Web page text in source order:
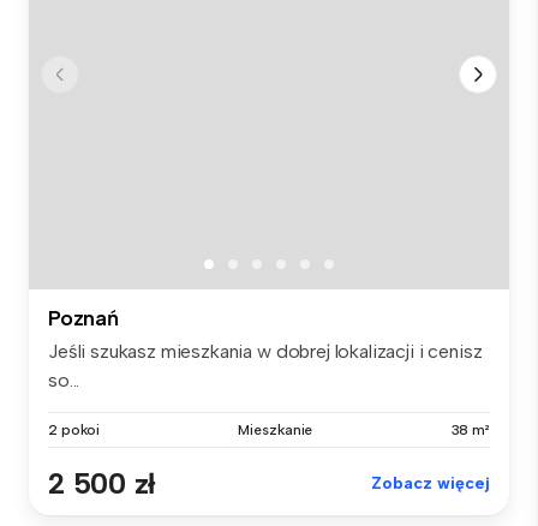
Poznań
Jeśli szukasz mieszkania w dobrej lokalizacji i cenisz
so...
2 pokoi Mieszkanie 38 m²
2 500 zł Zobacz więcej